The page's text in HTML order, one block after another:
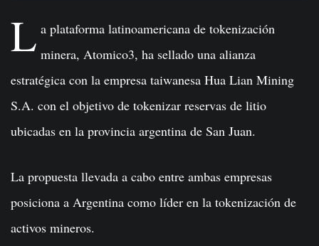
L a plataforma latinoamericana de tokenización
minera, Atomico3, ha sellado una alianza
estratégica con la empresa taiwanesa Hua Lian Mining
S.A. con el objetivo de tokenizar reservas de litio
ubicadas en la provincia argentina de San Juan.
La propuesta llevada a cabo entre ambas empresas
posiciona a Argentina como líder en la tokenización de
activos mineros.